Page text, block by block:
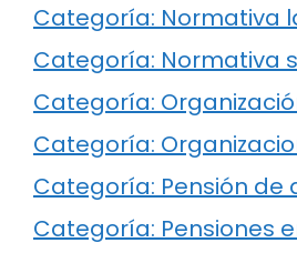
Categoría: Normativa
Categoría: Normativa
Categoría:
Categoría:
Categoría: Pensión de
Categoría: Pensiones